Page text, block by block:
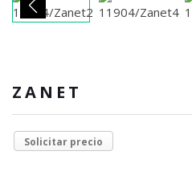
ZANET
Solicitar precio